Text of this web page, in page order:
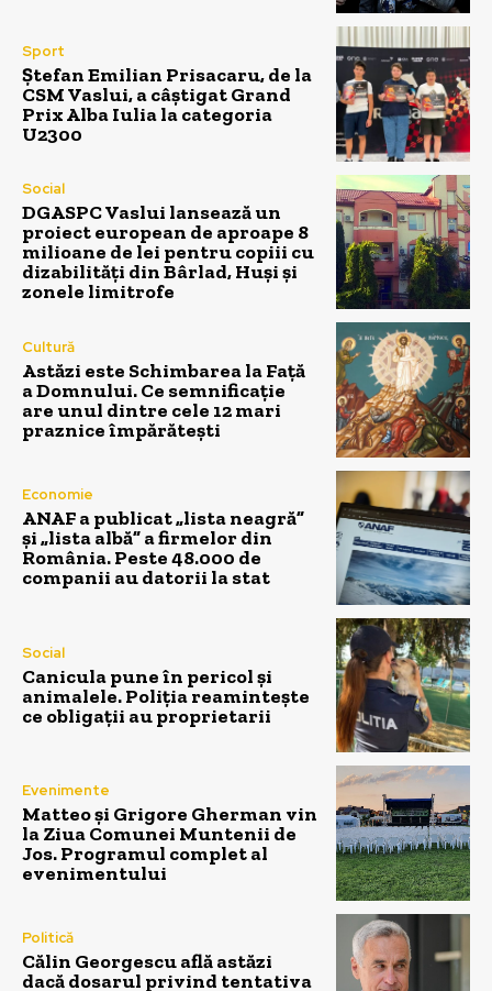
Sport
Ștefan Emilian Prisacaru, de la
CSM Vaslui, a câștigat Grand
Prix Alba Iulia la categoria
U2300
Social
DGASPC Vaslui lansează un
proiect european de aproape 8
milioane de lei pentru copiii cu
dizabilități din Bârlad, Huși și
zonele limitrofe
Cultură
Astăzi este Schimbarea la Față
a Domnului. Ce semnificație
are unul dintre cele 12 mari
praznice împărătești
Economie
ANAF a publicat „lista neagră”
și „lista albă” a firmelor din
România. Peste 48.000 de
companii au datorii la stat
Social
Canicula pune în pericol și
animalele. Poliția reamintește
ce obligații au proprietarii
Evenimente
Matteo și Grigore Gherman vin
la Ziua Comunei Muntenii de
Jos. Programul complet al
evenimentului
Politică
Călin Georgescu află astăzi
dacă dosarul privind tentativa